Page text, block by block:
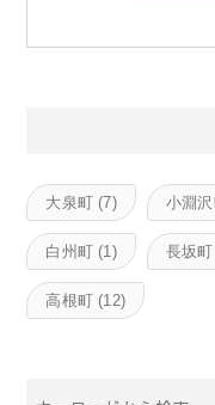
大泉町 (7) 小淵
白州町 (1) 長坂町
高根町 (12)